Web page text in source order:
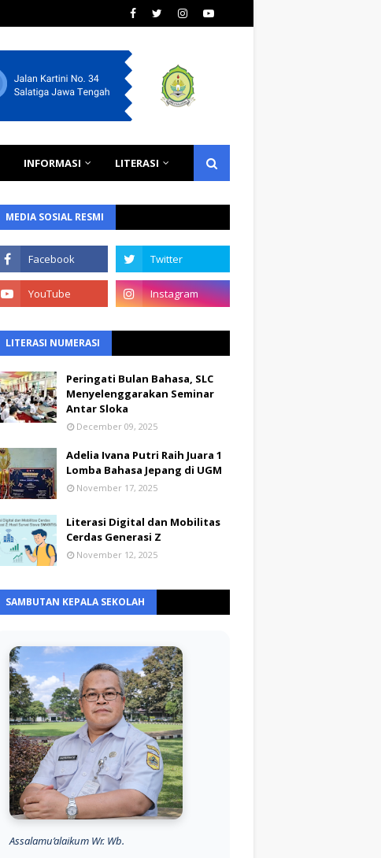
INFORMASI LITERASI
MEDIA SOSIAL RESMI
LITERASI NUMERASI
Peringati Bulan Bahasa, SLC
Menyelenggarakan Seminar
Antar Sloka
December 09, 2025
Adelia Ivana Putri Raih Juara 1
Lomba Bahasa Jepang di UGM
November 17, 2025
Literasi Digital dan Mobilitas
Cerdas Generasi Z
November 12, 2025
SAMBUTAN KEPALA SEKOLAH
Assalamu’alaikum Wr. Wb.